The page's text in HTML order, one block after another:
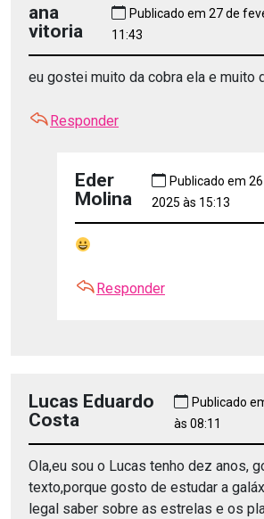
ana
vitoria
Publicado em 27 de
11:43
eu gostei muito da cobra ela e muito
Responder
Eder
Molina
Publicado em
2025 às 15:13
Responder
Lucas Eduardo
Costa
Publicado
às 08:11
Ola,eu sou o Lucas tenho dez anos,
texto,porque gosto de estudar a
legal saber sobre as estrelas e os